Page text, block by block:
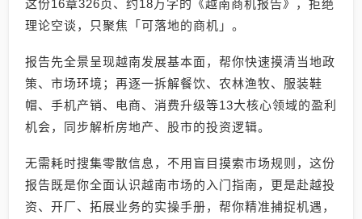
这份16章326页、约18万字的《越南商机报告》，拒绝
理论空谈，只聚焦「可落地的商机」。
报告先全景呈现越南发展基本面，帮你快速摸清当地政
策、市场环境；再逐一拆解餐饮、农林渔牧、服装鞋
帽、手机产销、电商、消费升级等13大核心领域的盈利
机会，同步解析房地产、股市的投资逻辑。
无需耗时搜集零散信息，不用盲目摸索市场规则，这份
报告既是你全面认识越南市场的入门指南，更是赴越投
资、开厂、拓展业务的实操手册，帮你精准捕捉机遇，